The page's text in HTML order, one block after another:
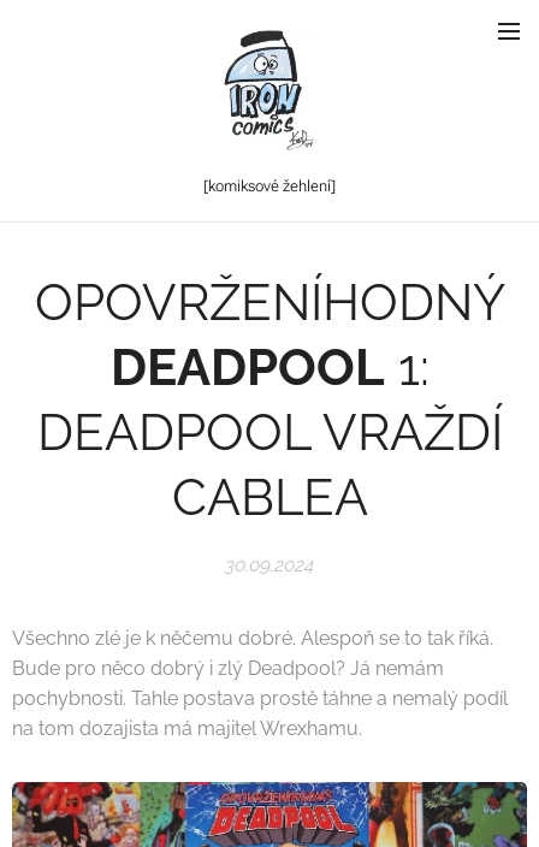
[komiksové žehlení]
OPOVRŽENÍHODNÝ
DEADPOOL1:
DEADPOOL VRAŽDÍ
CABLEA
30.09.2024
Všechno zlé je k něčemu dobré. Alespoň se to tak říká.
Bude pro něco dobrý i zlý Deadpool? Já nemám
pochybnosti. Tahle postava prostě táhne a nemalý podíl
na tom dozajista má majitel Wrexhamu.